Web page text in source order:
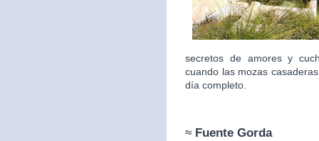
secretos de amores y
cuando las mozas
día completo.
≈ Fuente Gorda